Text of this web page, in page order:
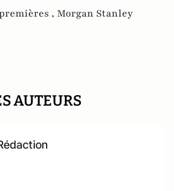
, Morgan Stanley
AUTEURS